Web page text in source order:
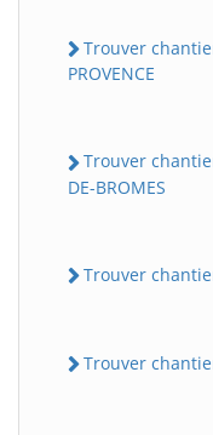
Trouver
PROVENCE
Trouver
DE-BROMES
Trouver
Trouver